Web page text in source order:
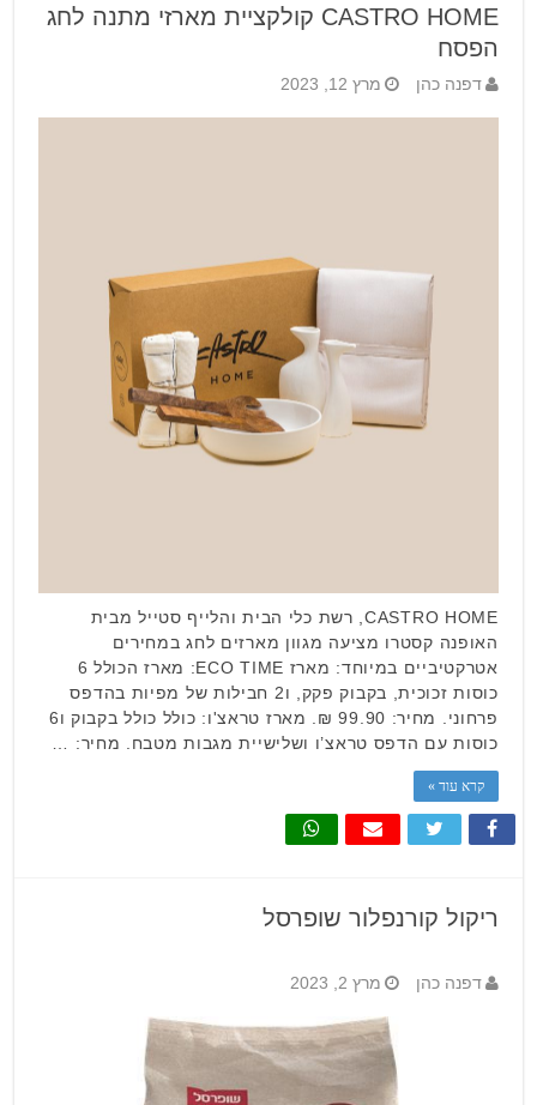
CASTRO HOME קולקציית מארזי מתנה לחג
הפסח
דפנה כהן מרץ 12, 2023
CASTRO HOME, רשת כלי הבית והלייף סטייל מבית
האופנה קסטרו מציעה מגוון מארזים לחג במחירים
אטרקטיביים במיוחד: מארז ECO TIME: מארז הכולל 6
כוסות זכוכית, בקבוק פקק, ו2 חבילות של מפיות בהדפס
פרחוני. מחיר: 99.90 ₪. מארז טראצ'ו: כולל כולל בקבוק ו6
כוסות עם הדפס טראצ’ו ושלישיית מגבות מטבח. מחיר: …
קרא עוד »
ריקול קורנפלור שופרסל
דפנה כהן מרץ 2, 2023